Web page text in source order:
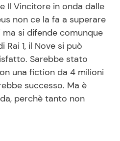
Il Vincitore in onda dalle
non ce la fa a superare
si difende comunque
Rai 1, il Nove si può
Sarebbe stato
una fiction da 4 milioni
successo. Ma è
perchè tanto non